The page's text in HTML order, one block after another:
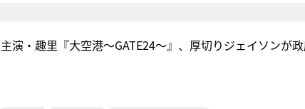
主演・趣里『大空港～GATE24～』、厚切りジェイソンが